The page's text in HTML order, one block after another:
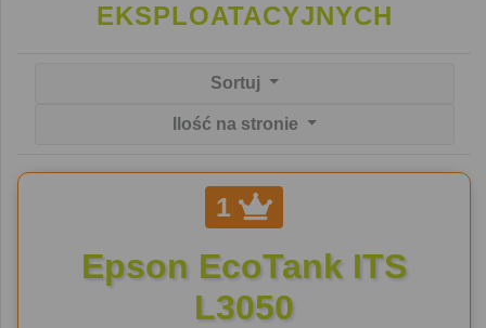
EKSPLOATACYJNYCH
Sortuj
Ilość na stronie
1
Epson EcoTank ITS
L3050